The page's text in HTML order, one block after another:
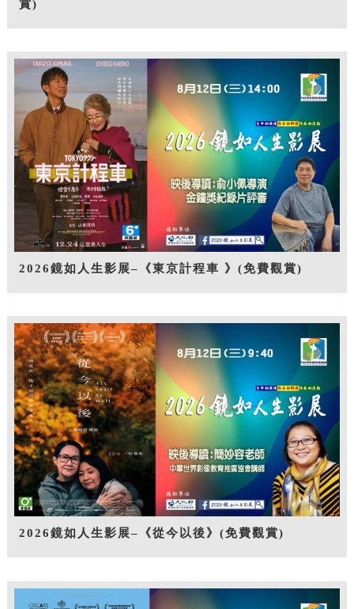
賞)
2026鏡如人生影展–《東京計程車 》(免費觀賞)
2026鏡如人生影展–《從今以後》(免費觀賞)